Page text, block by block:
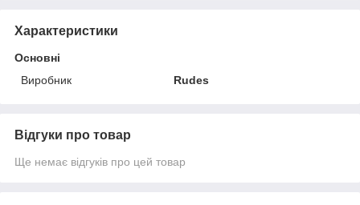
Характеристики
Основні
Виробник
Rudes
Відгуки про товар
Ще немає відгуків про цей товар